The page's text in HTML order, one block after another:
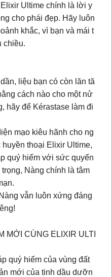
Ultime chính là lời y
cho phái đẹp. Hãy luôn
khắc, vì bạn và mái t
chiều.
liệu bạn có còn lăn tă
cách nào cho một nử
hãy để Kérastase làm đi
mạo kiêu hãnh cho ng
thoại Elixir Ultime,
quý hiếm với sức quyến
Nàng chính là tâm
vẫn luôn xứng đáng
MỚI CÙNG ELIXIR ULTI
quý hiếm của vùng đất
mới của tinh dầu dưỡn